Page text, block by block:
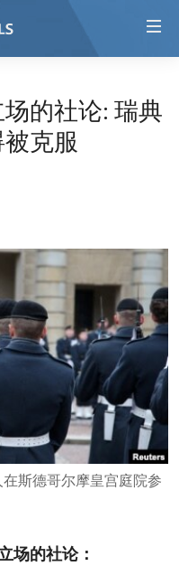
的社论: 瑞典
克服
斯德哥尔摩皇宫庭院参
场的社论：